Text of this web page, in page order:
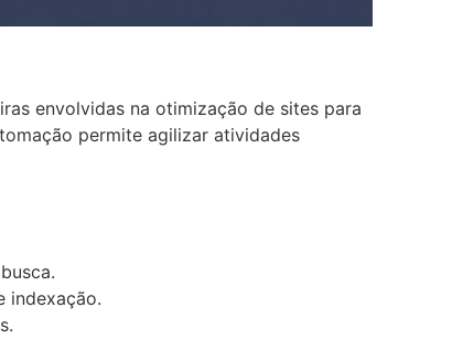
envolvidas na otimização de sites para
permite agilizar atividades
indexação.